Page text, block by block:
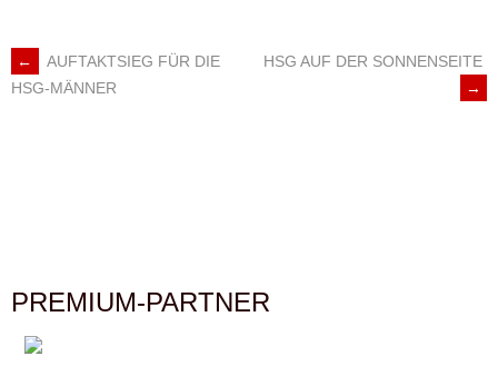
ARTIKEL-
←
AUFTAKTSIEG FÜR DIE
HSG-MÄNNER
HSG AUF DER SONNENSEITE
→
PREMIUM-PARTNER